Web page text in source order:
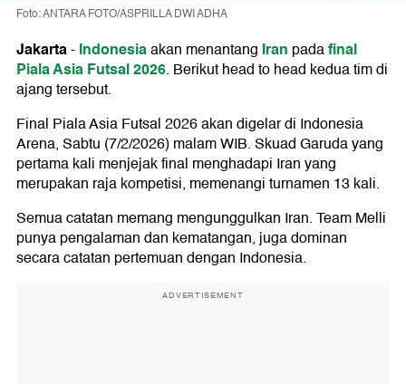
Foto: ANTARA FOTO/ASPRILLA DWI ADHA
Jakarta-Indonesiaakan menantang Iran padafinal
Piala Asia Futsal 2026. Berikut head to head kedua tim di
ajang tersebut.
Final Piala Asia Futsal 2026 akan digelar di Indonesia
Arena, Sabtu (7/2/2026) malam WIB. Skuad Garuda yang
pertama kali menjejak final menghadapi Iran yang
merupakan raja kompetisi, memenangi turnamen 13 kali.
Semua catatan memang mengunggulkan Iran. Team Melli
punya pengalaman dan kematangan, juga dominan
secara catatan pertemuan dengan Indonesia.
ADVERTISEMENT